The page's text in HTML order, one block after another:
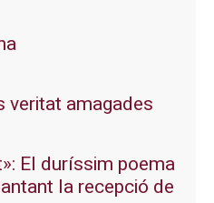
veritat amagades
El duríssim poema
la recepció de